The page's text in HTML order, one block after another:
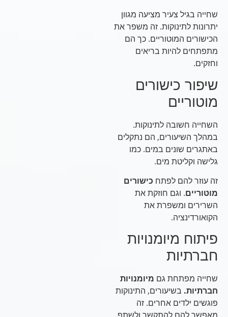
שחייה בגיל צעיר מציעה מגוון
יתרונות לתינוקות. זה משפר את
הכישורים המוטוריים. כך הם
מתפתחים להיות בריאים
וחזקים.
שיפור כישורים
מוטוריים
השחייה חשובה לתינוקות.
במהלך השיעורים, הם נתקלים
באתגרים שונים במים. כמו
גלישה וקליטת מים.
זה עוזר להם לפתחכישורים
מוטוריים. וגם חוזקת את
השרירים ומשפרת את
הקואורדינציה.
פיתוח מיומנויות
חברתיות
שחייה מפתחת גםמיומנויות
חברתיות.בשיעורים, התינוקות
פוגשים ילדים אחרים. זה